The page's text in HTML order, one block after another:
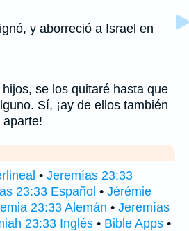
y aborreció a Israel en
se los quitaré hasta que
Sí, ¡ay de ellos también
• Jeremías 23:33
23:33 Español • Jérémie
23:33 Alemán • Jeremías
23:33 Inglés • Bible Apps •